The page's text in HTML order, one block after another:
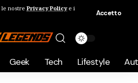
le nostre Privacy Policye i
Accetto
Geek Tech Lifestyle